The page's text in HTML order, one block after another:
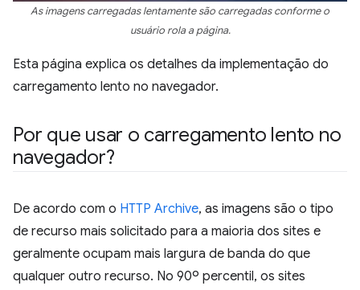
As imagens carregadas lentamente são carregadas conforme o
usuário rola a página.
Esta página explica os detalhes da implementação do
carregamento lento no navegador.
Por que usar o carregamento lento no
navegador?
De acordo com o HTTP Archive, as imagens são o tipo
de recurso mais solicitado para a maioria dos sites e
geralmente ocupam mais largura de banda do que
qualquer outro recurso. No 90º percentil, os sites